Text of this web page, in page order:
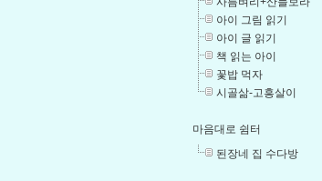
아이 그림 읽기
아이 글 읽기
책 읽는 아이
꽃밥 먹자
시골삶-고흥살이
마음대로 쉼터
된장네 집 수다방